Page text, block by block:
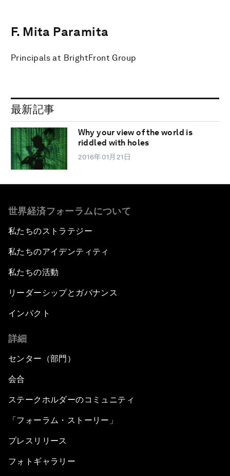
F. Mita Paramita
Principals at BrightFront Group
最新記事
Why your view of the world is
riddled with holes
2016年01月21日
世界経済フォーラムについて
私たちのストラテジー
私たちのアイデンティティ
私たちの活動
リーダーシップとガバナンス
インパクト
詳細
センター（部門）
会合
ステークホルダーのコミュニティ
「フォーラム・ストーリー」
プレスリリース
フォトギャラリー